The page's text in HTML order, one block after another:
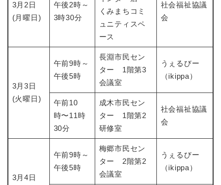
3月2日
(月曜日)
午後2時～
3時30分
くみまちコミ
ュニティスペ
ース
社会福祉協議
会
3月3日
(火曜日)
午前9時～
午後5時
長淵市民セン
ター 1階第3
会議室
うぇるびー
（ikippa）
午前10
時〜11時
30分
成木市民セン
ター 1階第2
研修室
社会福祉協議
会
3月4日
午前9時～
午後5時
梅郷市民セン
ター 2階第2
会議室
うぇるびー
（ikippa）